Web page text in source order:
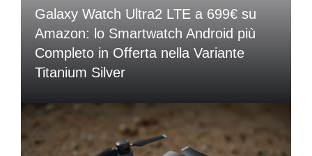
Galaxy Watch Ultra2 LTE a 699€ su
Amazon: lo Smartwatch Android più
Completo in Offerta nella Variante
Titanium Silver